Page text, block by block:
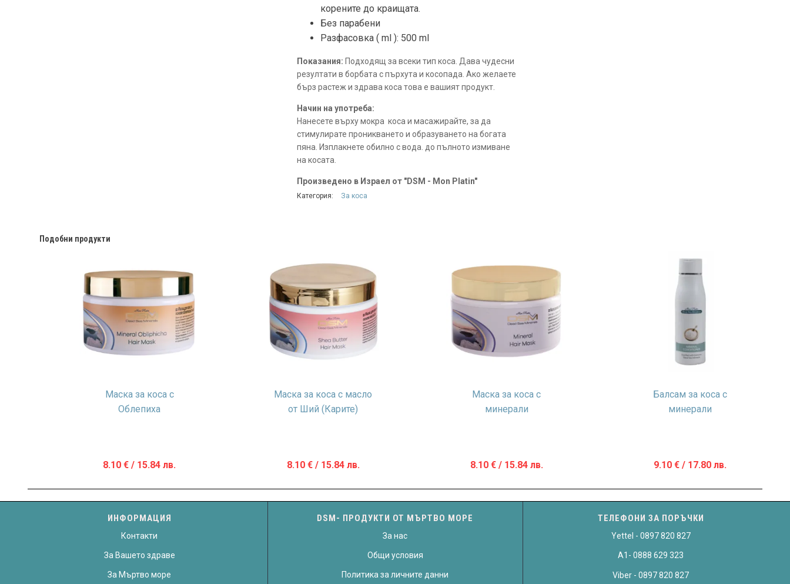
корените до краищата.
Без парабени
Разфасовка ( ml ): 500 ml
Показания: Подходящ за всеки тип коса. Дава чудесни
резултати в борбата с пърхута и косопада. Ако желаете
бърз растеж и здрава коса това е вашият продукт.
Начин на употреба:
Нанесете върху мокра коса и масажирайте, за да
стимулирате проникването и образуването на богата
пяна. Изплакнете обилно с вода. до пълното измиване
на косата.
Произведено в Израел от "DSM - Mon Platin"
Категория: За коса
Подобни продукти
Маска за коса с
Oблепиха
8.10€ / 15.84 лв.
Маска за коса с масло
от Ший (Карите)
8.10 €/ 15.84 лв.
Маска за коса с
минерали
8.10 €/ 15.84 лв.
Балсам за коса с
минерали
9.10€ / 17.80 лв.
ИНФОРМАЦИЯ
Контакти
За Вашето здраве
За Мъртво море
DSM- ПРОДУКТИ ОТ МЪРТВО МОРЕ
За нас
Общи условия
Политика за личните данни
ТЕЛЕФОНИ ЗА ПОРЪЧКИ
Yettel - 0897 820 827
A1- 0888 629 323
Viber - 0897 820 827